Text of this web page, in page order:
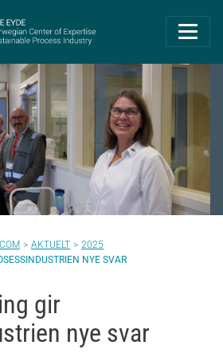
Eyde-Cluster |
AKTUELT
2025
NYE SVAR
gir
nye svar